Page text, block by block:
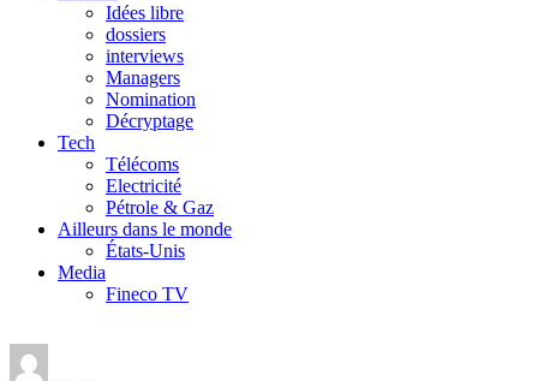
Idées libre
dossiers
interviews
Managers
Nomination
Décryptage
Tech
Télécoms
Electricité
Pétrole & Gaz
Ailleurs dans le monde
États-Unis
Media
Fineco TV